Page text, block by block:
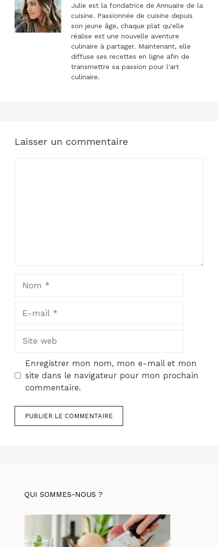
Julie est la fondatrice de Annuaire de la
cuisine. Passionnée de cuisine depuis
son jeune âge, chaque plat qu'elle
réalise est une nouvelle aventure
culinaire à partager. Maintenant, elle
diffuse ses recettes en ligne afin de
transmettre sa passion pour l'art
culinaire.
Laisser un commentaire
mail
web
Enregistrer mon nom, mon e-mail et mon
site dans le navigateur pour mon prochain
commentaire.
QUI SOMMES-NOUS ?